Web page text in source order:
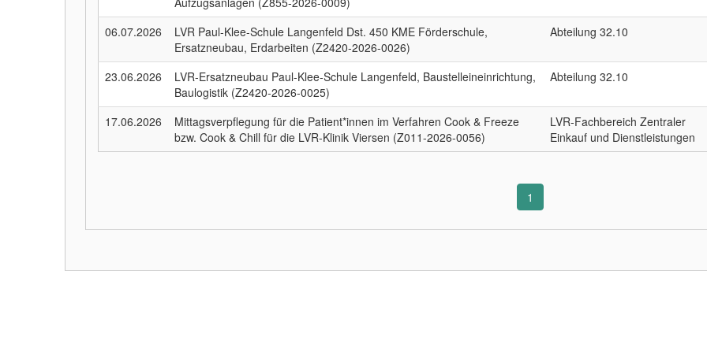
06.07.2026
LVR Paul-Klee-Schule Langenfeld Dst. 450 KME Förderschule,
Ersatzneubau, Erdarbeiten (Z2420-2026-0026)
Abteilung 32.10
23.06.2026
LVR-Ersatzneubau Paul-Klee-Schule Langenfeld, Baustelleineinrichtung,
Baulogistik (Z2420-2026-0025)
Abteilung 32.10
17.06.2026
Mittagsverpflegung für die Patient*innen im Verfahren Cook & Freeze
bzw. Cook & Chill für die LVR-Klinik Viersen (Z011-2026-0056)
LVR-Fachbereich Zentraler
Einkauf und Dienstleistungen
1